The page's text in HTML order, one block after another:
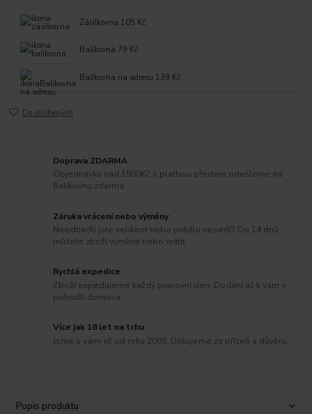
Zásilkovna 105 Kč
Balíkovna 79 Kč
Balíkovna na adresu 139 Kč
Do oblíbených
Doprava ZDARMA
Objednávku nad 1500Kč s platbou předem odešleme na
Balíkovnu zdarma.
Záruka vrácení nebo výměny
Neodhadli jste velikost nebo prádlo nesedí? Do 14 dnů
můžete zboží vyměnit nebo vrátit.
Rychlá expedice
Zboží expedujeme každý pracovní den. Dodání až k vám v
pohodlí domova.
Více jak 18 let na trhu
Jsme s vámi již od roku 2008. Děkujeme za přízeň a důvěru.
Popis produktu